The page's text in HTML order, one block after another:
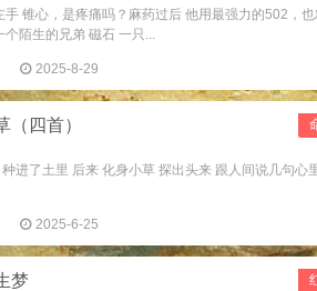
锥心，是疼痛吗？麻药过后 他用最强力的502，
陌生的兄弟 磁石 一只...
2025-8-29
（四首）
进了土里 后来 化身小草 探出头来 跟人间说几句心
2025-6-25
梦